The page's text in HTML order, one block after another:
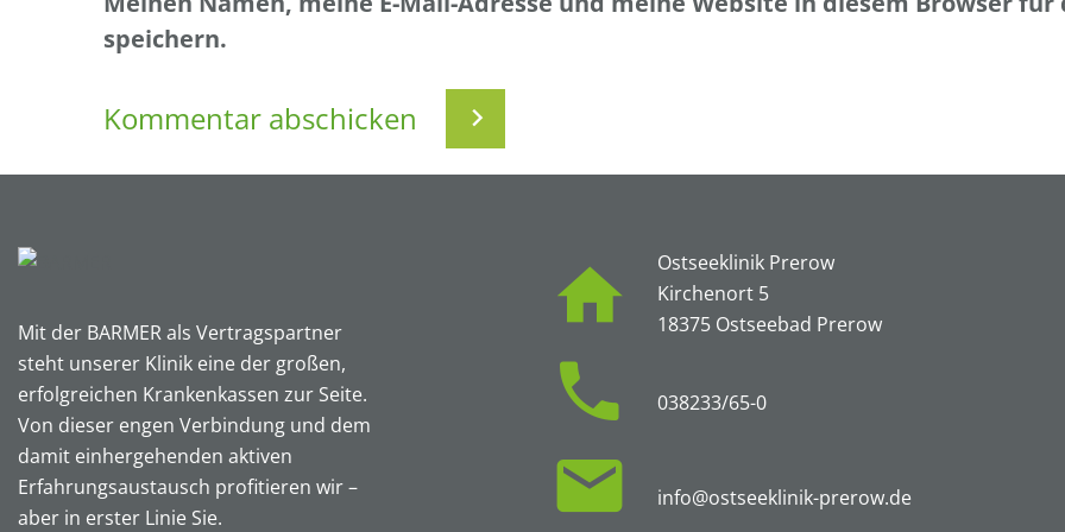
speichern.
Mit der BARMER als Vertragspartner
steht unserer Klinik eine der großen,
erfolgreichen Krankenkassen zur Seite.
Von dieser engen Verbindung und dem
damit einhergehenden aktiven
Erfahrungsaustausch profitieren wir –
aber in erster Linie Sie.
Ostseeklinik Prerow
Kirchenort 5
18375 Ostseebad Prerow
038233/65-0
info@ostseeklinik-prerow.de